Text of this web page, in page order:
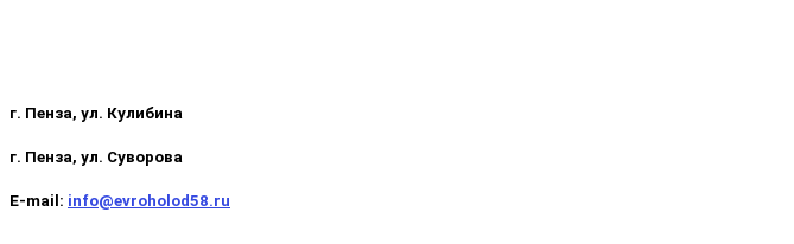
г. Пенза, ул. Кулибина
г. Пенза, ул. Суворова
E-mail: info@evroholod58.ru